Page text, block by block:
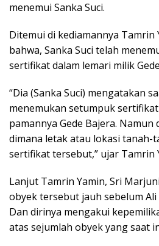
menemui Sanka Suci.
Ditemui di kediamannya Tamrin
bahwa, Sanka Suci telah
sertifikat dalam lemari milik
“Dia (Sanka Suci) mengatakan
menemukan setumpuk
pamannya Gede Bajera.
dimana letak atau lokasi tanah-
sertifikat tersebut,” ujar Tamrin
Lanjut Tamrin Yamin, Sri
obyek tersebut jauh sebelum Ali
Dan dirinya mengakui
atas sejumlah obyek yang saat